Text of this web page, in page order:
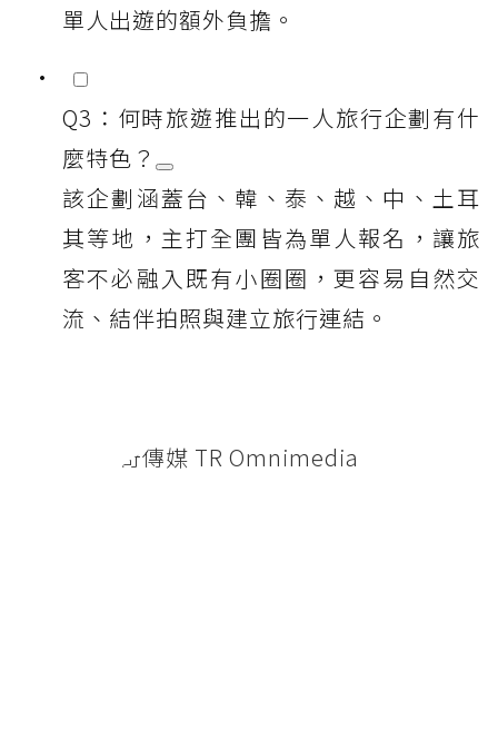
單人出遊的額外負擔。
Q3：何時旅遊推出的一人旅行企劃有什
麼特色？
該企劃涵蓋台、韓、泰、越、中、土耳
其等地，主打全團皆為單人報名，讓旅
客不必融入既有小圈圈，更容易自然交
流、結伴拍照與建立旅行連結。